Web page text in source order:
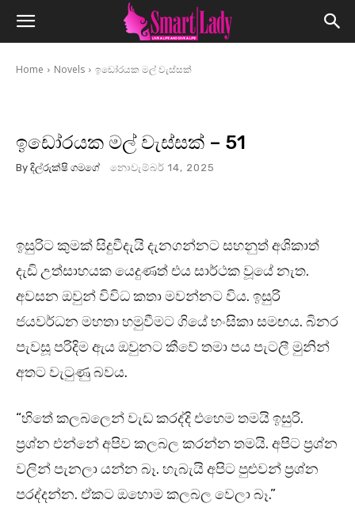
Home Novels ඉඩෝරයක මල් වැස්සක්
ඉඩෝරයක මල් වැස්සක් – 51
By දිල්රුක්ෂි ගමගේ නොවැම්බර් 14, 2025
ඉසුරිට කුමක් සිදුවීදැයි දැනගන්නට සහනුත් අශිකාත්
දැඩි උත්සාහයක යෙදුණත් එය සාර්ථක වූයේ නැත.
අවසන ඔවුන් විවිධ කතා මවන්නට විය. ඉසුරි
ජයවර්ධන මහතා හමුවීමට ගියේ හංසිකා සමඟය. බිනර
පැවසූ පරිදිම ඇය ඔවුනට කීවේ තමා පය පැටලී මුනින්
අතට වැටුණු බවය.
“හිතේ කලබලෙන් වැඩ කරද්දි එහෙම තමයි ඉසුරි.
ප්‍රශ්න එන්නේ අපිව කලබල කරන්න තමයි. අපිට ප්‍රශ්න
වලින් පැනලා යන්න බෑ. හැබැයි අපිට පුළුවන් ප්‍රශ්න
පරද්දන්න. ඒකට ඔහොම කලබල වෙලා බෑ.”